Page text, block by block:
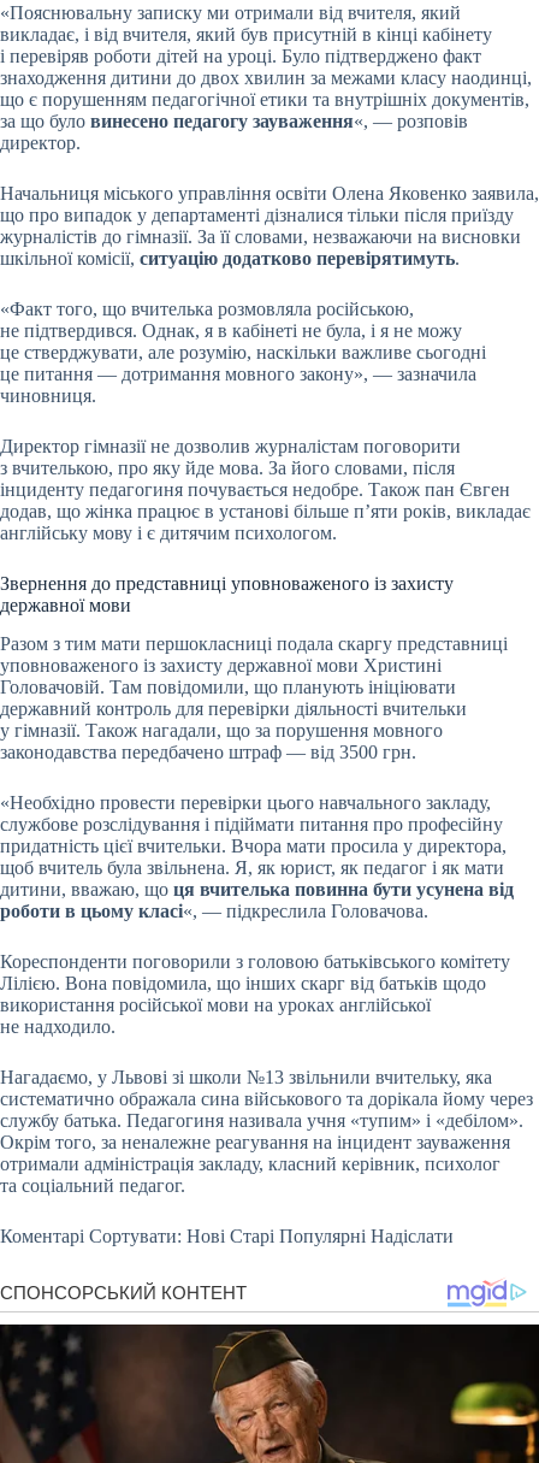
«Пояснювальну записку ми отримали від вчителя, який
викладає, і від вчителя, який був присутній в кінці кабінету
і перевіряв роботи дітей на уроці. Було підтверджено факт
знаходження дитини до двох хвилин за межами класу наодинці,
що є порушенням педагогічної етики та внутрішніх документів,
за що було винесено педагогу зауваження«, — розповів
директор.
Начальниця міського управління освіти Олена Яковенко заявила,
що про випадок у департаменті дізналися тільки після приїзду
журналістів до гімназії. За її словами, незважаючи на висновки
шкільної комісії, ситуацію додатково перевірятимуть.
«Факт того, що вчителька розмовляла російською,
не підтвердився. Однак, я в кабінеті не була, і я не можу
це стверджувати, але розумію, наскільки важливе сьогодні
це питання — дотримання мовного закону», — зазначила
чиновниця.
Директор гімназії не дозволив журналістам поговорити
з вчителькою, про яку йде мова. За його словами, після
інциденту педагогиня почувається недобре. Також пан Євген
додав, що жінка працює в установі більше п’яти років, викладає
англійську мову і є дитячим психологом.
Звернення до представниці уповноваженого із захисту
державної мови
Разом з тим мати першокласниці подала скаргу представниці
уповноваженого із захисту державної мови Христині
Головачовій. Там повідомили, що планують ініціювати
державний контроль для перевірки діяльності вчительки
у гімназії. Також нагадали, що за порушення мовного
законодавства передбачено штраф — від 3500 грн.
«Необхідно провести перевірки цього навчального закладу,
службове розслідування і підіймати питання про професійну
придатність цієї вчительки. Вчора мати просила у директора,
щоб вчитель була звільнена. Я, як юрист, як педагог і як мати
дитини, вважаю, що ця вчителька повинна бути усунена від
роботи в цьому класі«, — підкреслила Головачова.
Кореспонденти поговорили з головою батьківського комітету
Лілією. Вона повідомила, що інших скарг від батьків щодо
використання російської мови на уроках англійської
не надходило.
Нагадаємо, у Львові зі школи №13 звільнили вчительку, яка
систематично ображала сина військового та дорікала йому через
службу батька. Педагогиня називала учня «тупим» і «дебілом».
Окрім того, за неналежне реагування на інцидент зауваження
отримали адміністрація закладу, класний керівник, психолог
та соціальний педагог.
Коментарі Сортувати: Нові Старі Популярні Надіслати